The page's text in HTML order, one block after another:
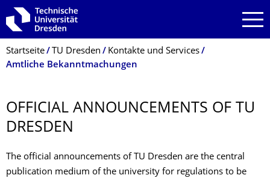
Zur Hauptnavigation springen
Zur Suche springen
Zum Inhalt springen
Breadcrumb-Menü
Startseite TU Dresden
Kontakte und Services
Amtliche Bekanntmachungen
OFFICIAL ANNOUNCEMENTS OF TU
DRESDEN
The official announcements of TU Dresden are the central
publication medium of the university for regulations to be